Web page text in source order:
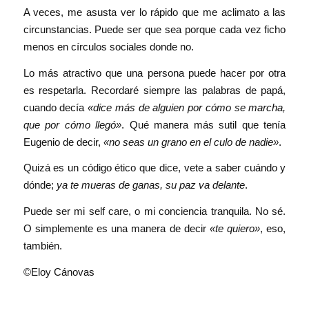
A veces, me asusta ver lo rápido que me aclimato a las
circunstancias. Puede ser que sea porque cada vez ficho
menos en círculos sociales donde no.
Lo más atractivo que una persona puede hacer por otra
es respetarla. Recordaré siempre las palabras de papá,
cuando decía«dice más de alguien por cómo se marcha,
que por cómo llegó». Qué manera más sutil que tenía
Eugenio de decir, «no seas un grano en el culo de nadie».
Quizá es un código ético que dice, vete a saber cuándo y
dónde; ya te mueras de ganas, su paz va delante.
Puede ser mi self care, o mi conciencia tranquila. No sé.
O simplemente es una manera de decir «te quiero», eso,
también.
©Eloy Cánovas